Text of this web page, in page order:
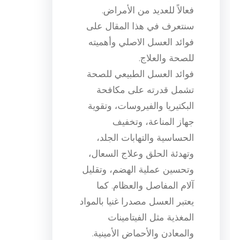
فعالاً للعديد من الأمراض.
سنتعرف في هذا المقال على
فوائد العسل الاصلي وأهميته
للصحة والعلاج.
فوائد العسل الطبيعي للصحة
تشمل قدرته على مكافحة
البكتيريا والفيروسات، وتقوية
جهاز المناعة، وتخفيف
الحساسية والتهابات الجلد،
وتهدئة الحلق وعلاج السعال،
وتحسين عملية الهضم، وتقليل
آلام المفاصل والعظام. كما
يعتبر العسل مصدرا غنيا بالمواد
المغذية مثل الفيتامينات
والمعادن والأحماض الأمينية.